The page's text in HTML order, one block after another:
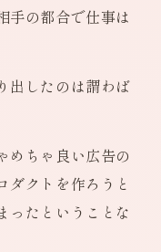
手の都合で仕事は
出したのは謂わば
めちゃ良い広告の
ダクトを作ろうと
ったということな